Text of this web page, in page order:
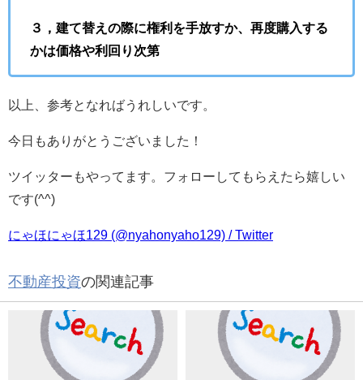
３，建て替えの際に権利を手放すか、再度購入する
かは価格や利回り次第
以上、参考となればうれしいです。
今日もありがとうございました！
ツイッターもやってます。フォローしてもらえたら嬉しい
です(^^)
にゃほにゃほ129 (@nyahonyaho129) / Twitter
不動産投資の関連記事